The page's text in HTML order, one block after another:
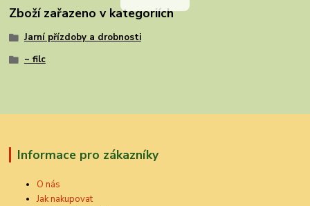
Zboží zařazeno v kategoriích
Jarní přízdoby a drobnosti
~ filc
Informace pro zákazníky
O nás
Jak nakupovat